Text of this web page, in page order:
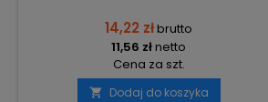
14,22 złbrutto
11,56 złnetto
Cena za szt.
 Dodaj do koszyka